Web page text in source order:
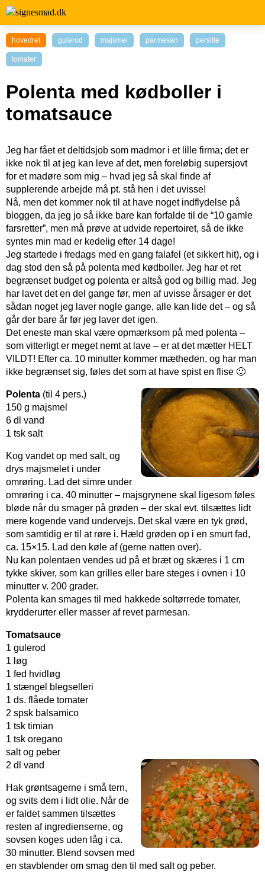
hovedret gulerod majsmel parmesan persille
tomater
Polenta med kødboller i
tomatsauce
Jeg har fået et deltidsjob som madmor i et lille firma; det er
ikke nok til at jeg kan leve af det, men foreløbig supersjovt
for et madøre som mig – hvad jeg så skal finde af
supplerende arbejde må pt. stå hen i det uvisse!
Nå, men det kommer nok til at have noget indflydelse på
bloggen, da jeg jo så ikke bare kan forfalde til de “10 gamle
farsretter”, men må prøve at udvide repertoiret, så de ikke
syntes min mad er kedelig efter 14 dage!
Jeg startede i fredags med en gang falafel (et sikkert hit), og i
dag stod den så på polenta med kødboller. Jeg har et ret
begrænset budget og polenta er altså god og billig mad. Jeg
har lavet det en del gange før, men af uvisse årsager er det
sådan noget jeg laver nogle gange, alle kan lide det – og så
går der bare år før jeg laver det igen.
Det eneste man skal være opmærksom på med polenta –
som vitterligt er meget nemt at lave – er at det mætter HELT
VILDT! Efter ca. 10 minutter kommer mætheden, og har man
ikke begrænset sig, føles det som at have spist en flise 🙂
Polenta (til 4 pers.)
150 g majsmel
6 dl vand
1 tsk salt
Kog vandet op med salt, og
drys majsmelet i under
omrøring. Lad det simre under
omrøring i ca. 40 minutter – majsgrynene skal ligesom føles
bløde når du smager på grøden – der skal evt. tilsættes lidt
mere kogende vand undervejs. Det skal være en tyk grød,
som samtidig er til at røre i. Hæld grøden op i en smurt fad,
ca. 15×15. Lad den køle af (gerne natten over).
Nu kan polentaen vendes ud på et bræt og skæres i 1 cm
tykke skiver, som kan grilles eller bare steges i ovnen i 10
minutter v. 200 grader.
Polenta kan smages til med hakkede soltørrede tomater,
krydderurter eller masser af revet parmesan.
Tomatsauce
1 gulerod
1 løg
1 fed hvidløg
1 stængel blegselleri
1 ds. flåede tomater
2 spsk balsamico
1 tsk timian
1 tsk oregano
salt og peber
2 dl vand
Hak grøntsagerne i små tern,
og svits dem i lidt olie. Når de
er faldet sammen tilsættes
resten af ingredienserne, og
sovsen koges uden låg i ca.
30 minutter. Blend sovsen med
en stavblender om smag den til med salt og peber.